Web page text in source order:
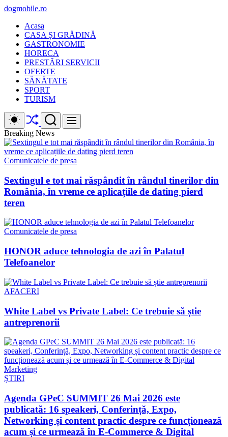
Skip
content
dogmobile.ro
Acasa
CASA ȘI GRĂDINĂ
GASTRONOMIE
HORECA
PRESTĂRI SERVICII
OFERTE
SĂNĂTATE
SPORT
TURISM
Switch
color
mode
ShuffleSearch Menu
Breaking News
Comunicatele de presa
Sextingul e tot mai răspândit în rândul tinerilor din
România, în vreme ce aplicațiile de dating pierd
teren
Comunicatele de presa
HONOR aduce tehnologia de azi în Palatul
Telefoanelor
AFACERI
White Label vs Private Label: Ce trebuie să știe
antreprenorii
ȘTIRI
Agenda GPeC SUMMIT 26 Mai 2026 este
publicată: 16 speakeri, Conferință, Expo,
Networking și content practic despre ce funcționează
acum și ce urmează în E-Commerce & Digital